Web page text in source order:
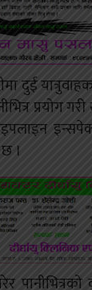
दुई
प्रयोग
।